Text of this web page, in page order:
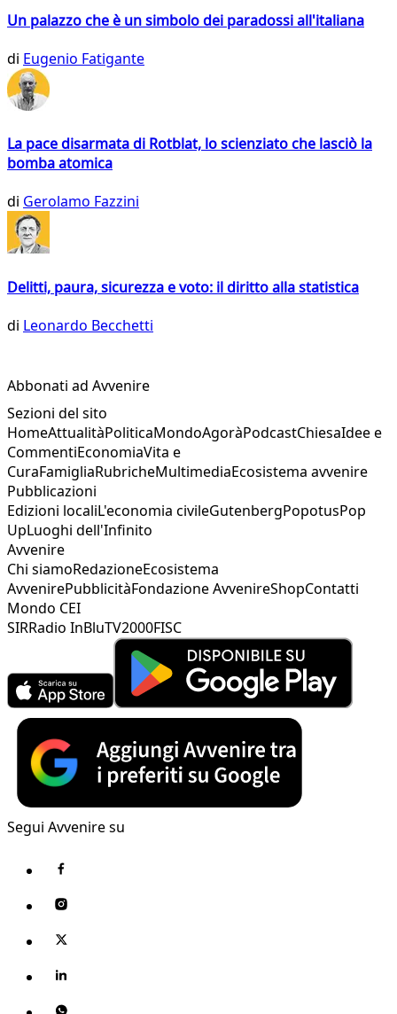
Un palazzo che è un simbolo dei paradossi all'italiana
di Eugenio Fatigante
La pace disarmata di Rotblat, lo scienziato che lasciò la
bomba atomica
di Gerolamo Fazzini
Delitti, paura, sicurezza e voto: il diritto alla statistica
di Leonardo Becchetti
Abbonati ad Avvenire
Sezioni del sito
HomeAttualitàPoliticaMondoAgoràPodcastChiesaIdee e
CommentiEconomiaVita e
CuraFamigliaRubricheMultimediaEcosistema avvenire
Pubblicazioni
Edizioni localiL'economia civileGutenbergPopotusPop
UpLuoghi dell'Infinito
Avvenire
Chi siamoRedazioneEcosistema
AvvenirePubblicitàFondazione AvvenireShopContatti
Mondo CEI
SIRRadio InBluTV2000FISC
Segui Avvenire su